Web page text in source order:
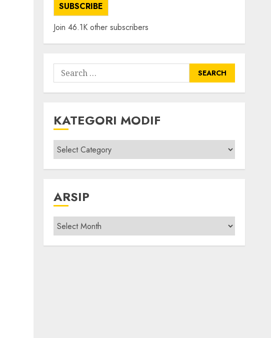
SUBSCRIBE
Join 46.1K other subscribers
Search
for:
KATEGORI MODIF
Kategori
modif
ARSIP
Arsip